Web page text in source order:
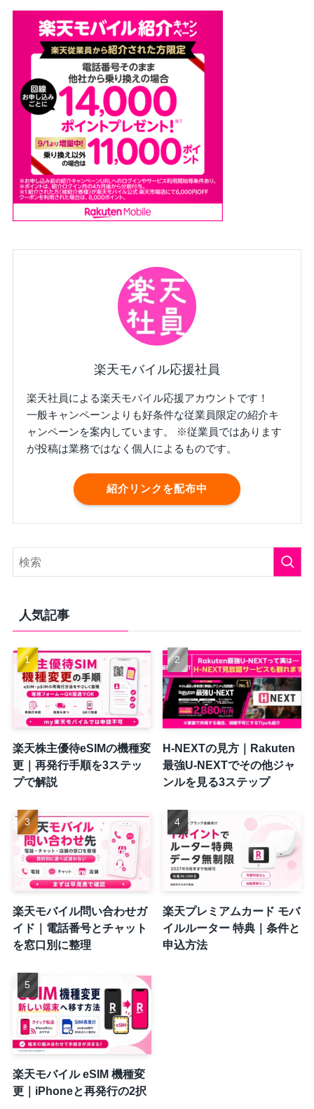
楽天モバイル応援社員
楽天社員による楽天モバイル応援アカウントです！
一般キャンペーンよりも好条件な従業員限定の紹介キ
ャンペーンを案内しています。 ※従業員ではあります
が投稿は業務ではなく個人によるものです。
紹介リンクを配布中
人気記事
楽天株主優待eSIMの機種変
更｜再発行手順を3ステッ
プで解説
H-NEXTの見方｜Rakuten
最強U-NEXTでその他ジャ
ンルを見る3ステップ
楽天モバイル問い合わせガ
イド｜電話番号とチャット
を窓口別に整理
楽天プレミアムカード モバ
イルルーター 特典｜条件と
申込方法
楽天モバイル eSIM 機種変
更｜iPhoneと再発行の2択